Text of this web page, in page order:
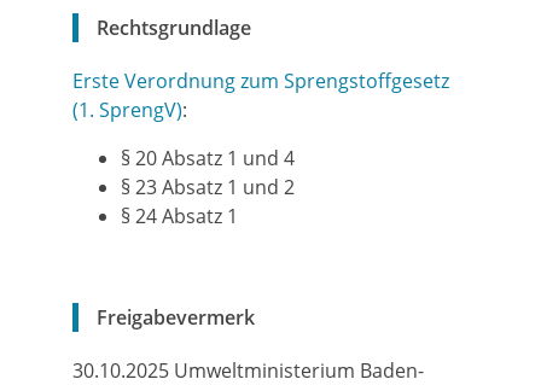
Rechtsgrundlage
Erste Verordnung zum Sprengstoffgesetz
(1. SprengV):
§ 20 Absatz 1 und 4
§ 23 Absatz 1 und 2
§ 24 Absatz 1
Freigabevermerk
30.10.2025 Umweltministerium Baden-